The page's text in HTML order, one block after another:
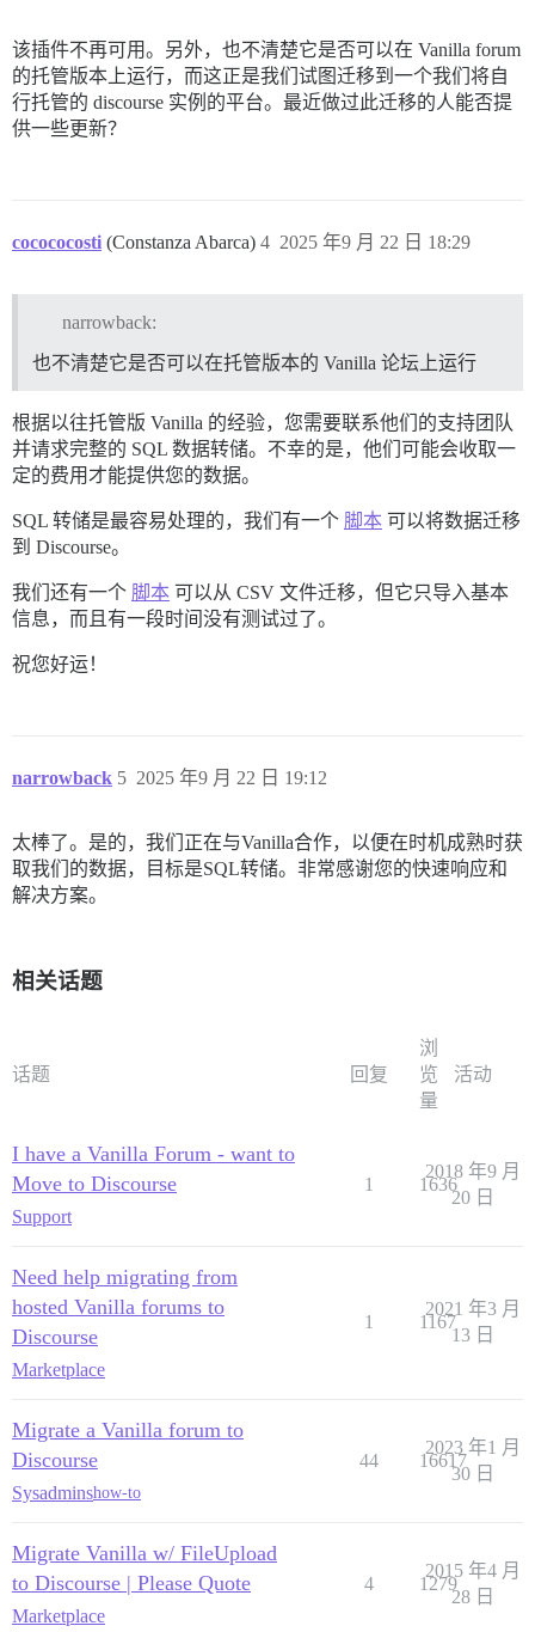
该插件不再可用。另外，也不清楚它是否可以在 Vanilla forum
的托管版本上运行，而这正是我们试图迁移到一个我们将自
行托管的 discourse 实例的平台。最近做过此迁移的人能否提
供一些更新？
cocococosti (Constanza Abarca) 2025 年9 月 22 日 18:29
4
narrowback:
也不清楚它是否可以在托管版本的 Vanilla 论坛上运行
根据以往托管版 Vanilla 的经验，您需要联系他们的支持团队
并请求完整的 SQL 数据转储。不幸的是，他们可能会收取一
定的费用才能提供您的数据。
SQL 转储是最容易处理的，我们有一个 脚本 可以将数据迁移
到 Discourse。
我们还有一个 脚本 可以从 CSV 文件迁移，但它只导入基本
信息，而且有一段时间没有测试过了。
祝您好运！
narrowback 2025 年9 月 22 日 19:12
5
太棒了。是的，我们正在与Vanilla合作，以便在时机成熟时获
取我们的数据，目标是SQL转储。非常感谢您的快速响应和
解决方案。
相关话题
话题 回复
浏
览
量
活动
I have a Vanilla Forum - want to
Move to Discourse
Support
1 1636
2018 年9 月
20 日
Need help migrating from
hosted Vanilla forums to
Discourse
Marketplace
1 1167
2021 年3 月
13 日
Migrate a Vanilla forum to
Discourse
Sysadminshow-to
44 16617
2023 年1 月
30 日
Migrate Vanilla w/ FileUpload
to Discourse | Please Quote
Marketplace
4 1279
2015 年4 月
28 日